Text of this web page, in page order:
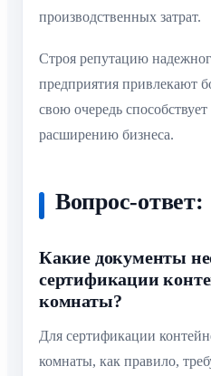
производственных затрат.
Строя репутацию
предприятия привлекают
свою очередь
расширению бизнеса.
Вопрос-ответ:
Какие документы
сертификации
комнаты?
Для сертификации
комнаты, как правило,